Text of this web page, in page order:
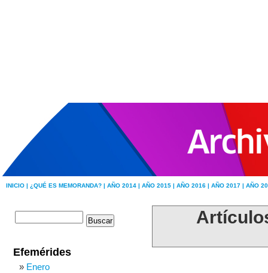
INICIO | ¿QUÉ ES MEMORANDA? | AÑO 2014 | AÑO 2015 | AÑO 2016 | AÑO 2017 | AÑO
Efemérides
Enero